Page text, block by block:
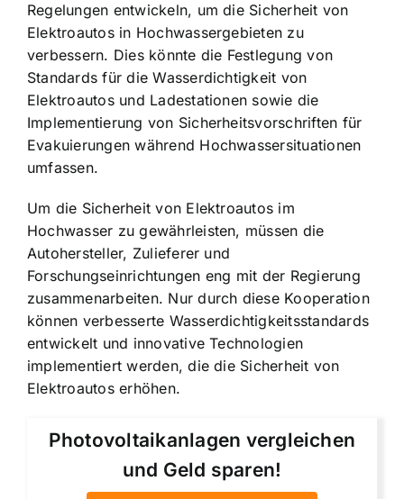
Regelungen entwickeln, um die Sicherheit von
Elektroautos in Hochwassergebieten zu
verbessern. Dies könnte die Festlegung von
Standards für die Wasserdichtigkeit von
Elektroautos und Ladestationen sowie die
Implementierung von Sicherheitsvorschriften für
Evakuierungen während Hochwassersituationen
umfassen.
Um die Sicherheit von Elektroautos im
Hochwasser zu gewährleisten, müssen die
Autohersteller, Zulieferer und
Forschungseinrichtungen eng mit der Regierung
zusammenarbeiten. Nur durch diese Kooperation
können verbesserte Wasserdichtigkeitsstandards
entwickelt und innovative Technologien
implementiert werden, die die Sicherheit von
Elektroautos erhöhen.
Photovoltaikanlagen vergleichen
und Geld sparen!